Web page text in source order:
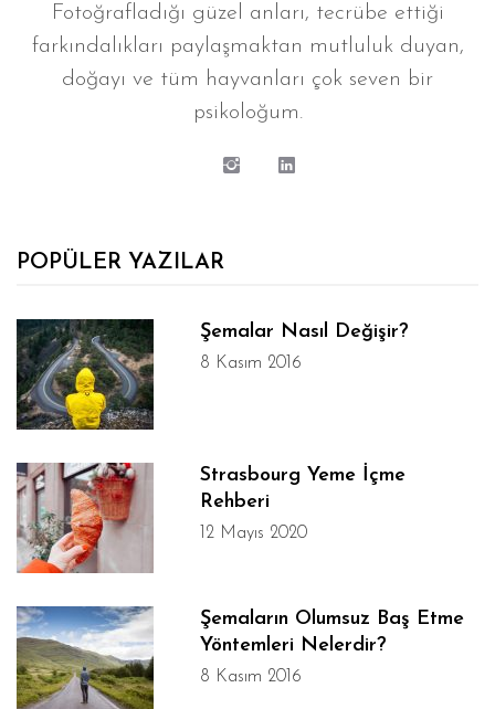
Fotoğrafladığı güzel anları, tecrübe ettiği
farkındalıkları paylaşmaktan mutluluk duyan,
doğayı ve tüm hayvanları çok seven bir
psikoloğum.
POPÜLER YAZILAR
Şemalar Nasıl Değişir?
8 Kasım 2016
Strasbourg Yeme İçme
Rehberi
12 Mayıs 2020
Şemaların Olumsuz Baş Etme
Yöntemleri Nelerdir?
8 Kasım 2016